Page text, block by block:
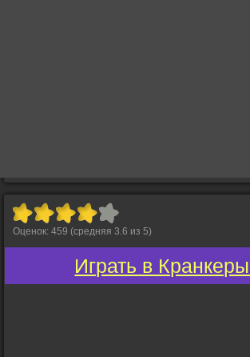
Оценок: 459 (средняя 3.6 из 5)
Играть в